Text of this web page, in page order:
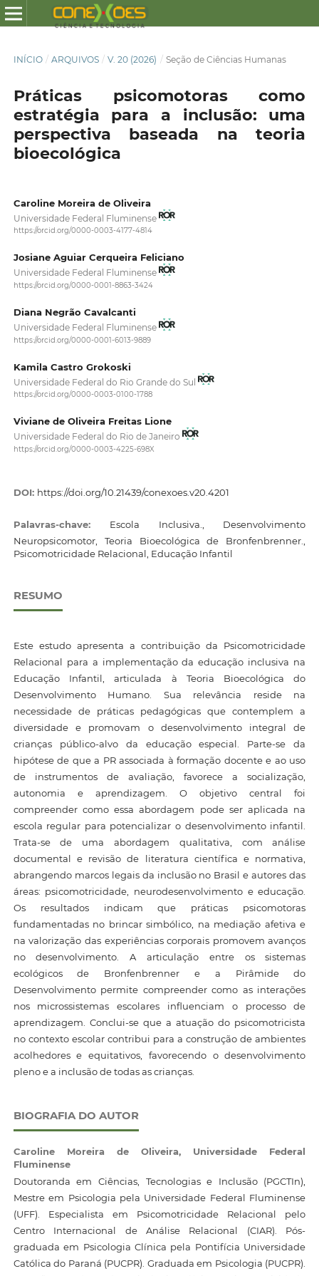
INÍCIO / ARQUIVOS / V. 20 (2026) / Seção de Ciências Humanas
Práticas psicomotoras como
estratégia para a inclusão: uma
perspectiva baseada na teoria
bioecológica
Caroline Moreira de Oliveira
Universidade Federal Fluminense
https://orcid.org/0000-0003-4177-4814
Josiane Aguiar Cerqueira Feliciano
Universidade Federal Fluminense
https://orcid.org/0000-0001-8863-3424
Diana Negrão Cavalcanti
Universidade Federal Fluminense
https://orcid.org/0000-0001-6013-9889
Kamila Castro Grokoski
Universidade Federal do Rio Grande do Sul
https://orcid.org/0000-0003-0100-1788
Viviane de Oliveira Freitas Lione
Universidade Federal do Rio de Janeiro
https://orcid.org/0000-0003-4225-698X
DOI: https://doi.org/10.21439/conexoes.v20.4201
Palavras-chave: Escola Inclusiva., Desenvolvimento
Neuropsicomotor, Teoria Bioecológica de Bronfenbrenner.,
Psicomotricidade Relacional, Educação Infantil
RESUMO
Este estudo apresenta a contribuição da Psicomotricidade
Relacional para a implementação da educação inclusiva na
Educação Infantil, articulada à Teoria Bioecológica do
Desenvolvimento Humano. Sua relevância reside na
necessidade de práticas pedagógicas que contemplem a
diversidade e promovam o desenvolvimento integral de
crianças público-alvo da educação especial. Parte-se da
hipótese de que a PR associada à formação docente e ao uso
de instrumentos de avaliação, favorece a socialização,
autonomia e aprendizagem. O objetivo central foi
compreender como essa abordagem pode ser aplicada na
escola regular para potencializar o desenvolvimento infantil.
Trata-se de uma abordagem qualitativa, com análise
documental e revisão de literatura científica e normativa,
abrangendo marcos legais da inclusão no Brasil e autores das
áreas: psicomotricidade, neurodesenvolvimento e educação.
Os resultados indicam que práticas psicomotoras
fundamentadas no brincar simbólico, na mediação afetiva e
na valorização das experiências corporais promovem avanços
no desenvolvimento. A articulação entre os sistemas
ecológicos de Bronfenbrenner e a Pirâmide do
Desenvolvimento permite compreender como as interações
nos microssistemas escolares influenciam o processo de
aprendizagem. Conclui-se que a atuação do psicomotricista
no contexto escolar contribui para a construção de ambientes
acolhedores e equitativos, favorecendo o desenvolvimento
pleno e a inclusão de todas as crianças.
BIOGRAFIA DO AUTOR
Caroline Moreira de Oliveira, Universidade Federal
Fluminense
Doutoranda em Ciências, Tecnologias e Inclusão (PGCTIn),
Mestre em Psicologia pela Universidade Federal Fluminense
(UFF). Especialista em Psicomotricidade Relacional pelo
Centro Internacional de Análise Relacional (CIAR). Pós-
graduada em Psicologia Clínica pela Pontifícia Universidade
Católica do Paraná (PUCPR). Graduada em Psicologia (PUCPR).